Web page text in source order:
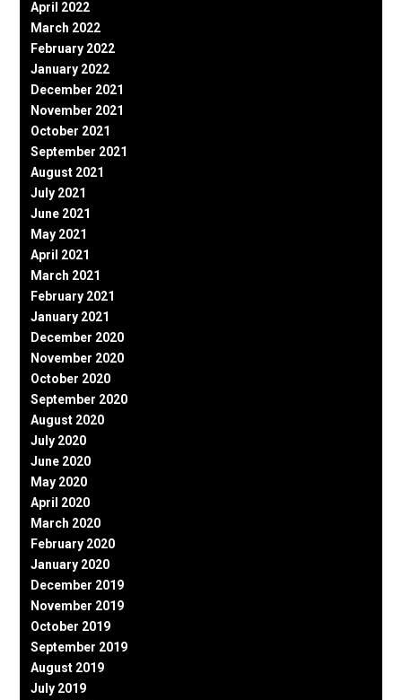
April 2022
March 2022
February 2022
January 2022
December 2021
November 2021
October 2021
September 2021
August 2021
July 2021
June 2021
May 2021
April 2021
March 2021
February 2021
January 2021
December 2020
November 2020
October 2020
September 2020
August 2020
July 2020
June 2020
May 2020
April 2020
March 2020
February 2020
January 2020
December 2019
November 2019
October 2019
September 2019
August 2019
July 2019